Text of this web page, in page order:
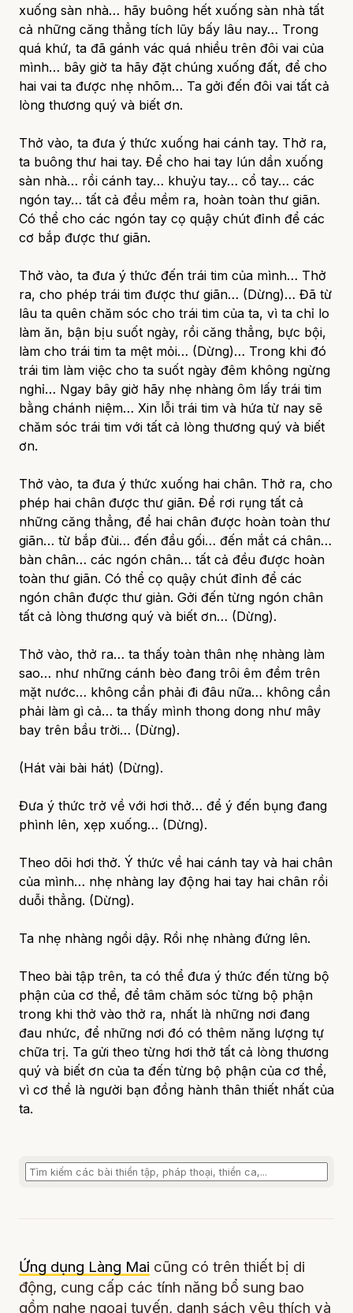
xuống sàn nhà… hãy buông hết xuống sàn nhà tất
cả những căng thẳng tích lũy bấy lâu nay… Trong
quá khứ, ta đã gánh vác quá nhiều trên đôi vai của
mình… bây giờ ta hãy đặt chúng xuống đất, để cho
hai vai ta được nhẹ nhõm… Ta gởi đến đôi vai tất cả
lòng thương quý và biết ơn.
Thở vào, ta đưa ý thức xuống hai cánh tay. Thở ra,
ta buông thư hai tay. Để cho hai tay lún dần xuống
sàn nhà… rồi cánh tay… khuỷu tay… cổ tay… các
ngón tay… tất cả đều mềm ra, hoàn toàn thư giãn.
Có thể cho các ngón tay cọ quậy chút đỉnh để các
cơ bắp được thư giãn.
Thở vào, ta đưa ý thức đến trái tim của mình… Thở
ra, cho phép trái tim được thư giãn… (Dừng)… Đã từ
lâu ta quên chăm sóc cho trái tim của ta, vì ta chỉ lo
làm ăn, bận bịu suốt ngày, rồi căng thẳng, bực bội,
làm cho trái tim ta mệt mỏi… (Dừng)… Trong khi đó
trái tim làm việc cho ta suốt ngày đêm không ngừng
nghỉ… Ngay bây giờ hãy nhẹ nhàng ôm lấy trái tim
bằng chánh niệm… Xin lỗi trái tim và hứa từ nay sẽ
chăm sóc trái tim với tất cả lòng thương quý và biết
ơn.
Thở vào, ta đưa ý thức xuống hai chân. Thở ra, cho
phép hai chân được thư giãn. Để rơi rụng tất cả
những căng thẳng, để hai chân được hoàn toàn thư
giãn… từ bắp đùi… đến đầu gối… đến mắt cá chân…
bàn chân… các ngón chân… tất cả đều được hoàn
toàn thư giãn. Có thể cọ quậy chút đỉnh để các
ngón chân được thư giản. Gởi đến từng ngón chân
tất cả lòng thương quý và biết ơn… (Dừng).
Thở vào, thở ra… ta thấy toàn thân nhẹ nhàng làm
sao… như những cánh bèo đang trôi êm đềm trên
mặt nước… không cần phải đi đâu nữa… không cần
phải làm gì cả… ta thấy mình thong dong như mây
bay trên bầu trời… (Dừng).
(Hát vài bài hát) (Dừng).
Đưa ý thức trở về với hơi thở… để ý đến bụng đang
phình lên, xẹp xuống… (Dừng).
Theo dõi hơi thở. Ý thức về hai cánh tay và hai chân
của mình… nhẹ nhàng lay động hai tay hai chân rồi
duỗi thẳng. (Dừng).
Ta nhẹ nhàng ngồi dậy. Rồi nhẹ nhàng đứng lên.
Theo bài tập trên, ta có thể đưa ý thức đến từng bộ
phận của cơ thể, để tâm chăm sóc từng bộ phận
trong khi thở vào thở ra, nhất là những nơi đang
đau nhức, để những nơi đó có thêm năng lượng tự
chữa trị. Ta gửi theo từng hơi thở tất cả lòng thương
quý và biết ơn của ta đến từng bộ phận của cơ thể,
vì cơ thể là người bạn đồng hành thân thiết nhất của
ta.
Ứng dụng Làng Mai cũng có trên thiết bị di
động, cung cấp các tính năng bổ sung bao
gồm nghe ngoại tuyến, danh sách yêu thích và